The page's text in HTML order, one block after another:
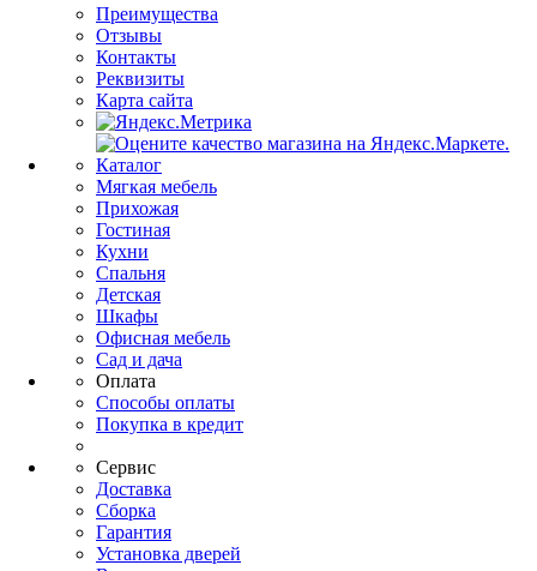
Преимущества
Отзывы
Контакты
Реквизиты
Карта сайта
Каталог
Мягкая мебель
Прихожая
Гостиная
Кухни
Спальня
Детская
Шкафы
Офисная мебель
Сад и дача
Оплата
Способы оплаты
Покупка в кредит
Сервис
Доставка
Сборка
Гарантия
Установка дверей